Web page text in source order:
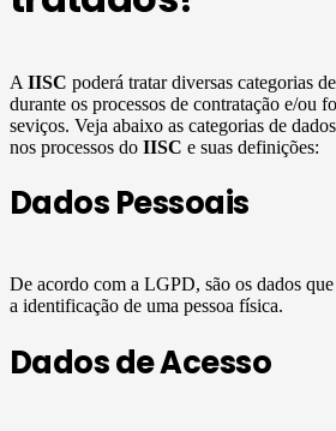
A IISC poderá tratar diversas categorias
durante os processos de contratação e/ou
seviços. Veja abaixo as categorias de
nos processos do IISC e suas definições:
Dados Pessoais
De acordo com a LGPD, são os dados
a identificação de uma pessoa física.
Dados de Acesso